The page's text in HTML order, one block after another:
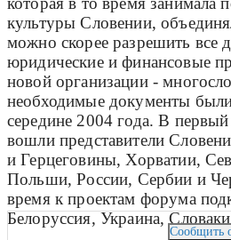
Сообщить
культуры Словении,
можно скорее разрешить все
юридические и финансовые
новой организации -
необходимые документы
середине 2004 года. В первый
вошли представители
и Герцеговины, Хорватии,
Польши, России, Сербии и
время к проектам форума
Белоруссия, Украина,